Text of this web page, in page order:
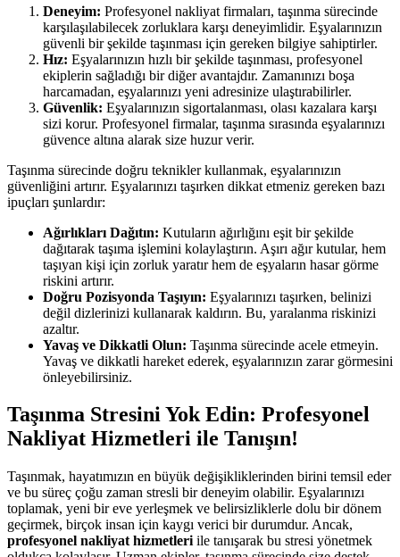
Deneyim: Profesyonel nakliyat firmaları, taşınma sürecinde
karşılaşılabilecek zorluklara karşı deneyimlidir. Eşyalarınızın
güvenli bir şekilde taşınması için gereken bilgiye sahiptirler.
Hız: Eşyalarınızın hızlı bir şekilde taşınması, profesyonel
ekiplerin sağladığı bir diğer avantajdır. Zamanınızı boşa
harcamadan, eşyalarınızı yeni adresinize ulaştırabilirler.
Güvenlik: Eşyalarınızın sigortalanması, olası kazalara karşı
sizi korur. Profesyonel firmalar, taşınma sırasında eşyalarınızı
güvence altına alarak size huzur verir.
Taşınma sürecinde doğru teknikler kullanmak, eşyalarınızın
güvenliğini artırır. Eşyalarınızı taşırken dikkat etmeniz gereken bazı
ipuçları şunlardır:
Ağırlıkları Dağıtın: Kutuların ağırlığını eşit bir şekilde
dağıtarak taşıma işlemini kolaylaştırın. Aşırı ağır kutular, hem
taşıyan kişi için zorluk yaratır hem de eşyaların hasar görme
riskini artırır.
Doğru Pozisyonda Taşıyın: Eşyalarınızı taşırken, belinizi
değil dizlerinizi kullanarak kaldırın. Bu, yaralanma riskinizi
azaltır.
Yavaş ve Dikkatli Olun: Taşınma sürecinde acele etmeyin.
Yavaş ve dikkatli hareket ederek, eşyalarınızın zarar görmesini
önleyebilirsiniz.
Taşınma Stresini Yok Edin: Profesyonel
Nakliyat Hizmetleri ile Tanışın!
Taşınmak, hayatımızın en büyük değişikliklerinden birini temsil eder
ve bu süreç çoğu zaman stresli bir deneyim olabilir. Eşyalarınızı
toplamak, yeni bir eve yerleşmek ve belirsizliklerle dolu bir dönem
geçirmek, birçok insan için kaygı verici bir durumdur. Ancak,
profesyonel nakliyat hizmetleri ile tanışarak bu stresi yönetmek